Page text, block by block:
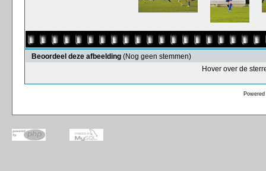
Beoordeel deze afbeelding (Nog geen stemmen)
Hover over de